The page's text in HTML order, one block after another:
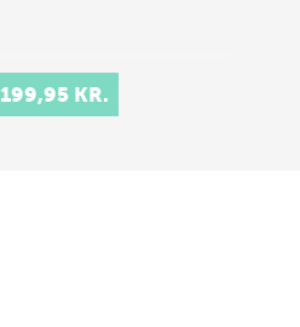
199,95 KR.